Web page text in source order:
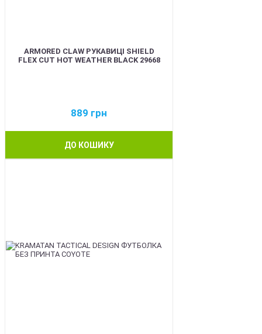
ARMORED CLAW РУКАВИЦІ SHIELD
FLEX CUT HOT WEATHER BLACK 29668
889 грн
ДО КОШИКУ